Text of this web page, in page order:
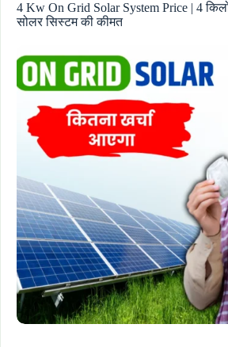
4 Kw On Grid Solar System Price | 4
सोलर सिस्टम की कीमत